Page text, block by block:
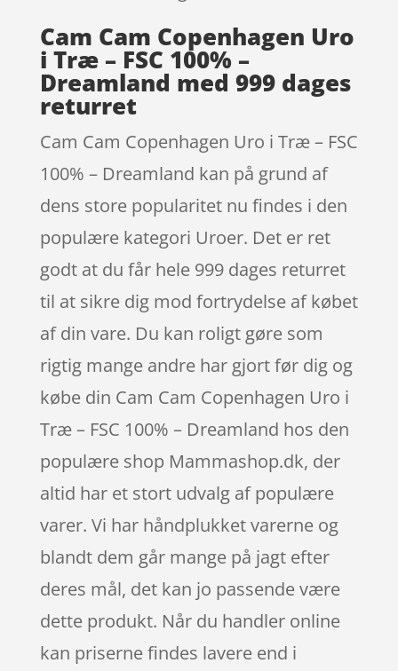
Cam Cam Copenhagen Uro
i Træ – FSC 100% –
Dreamland med 999 dages
returret
Cam Cam Copenhagen Uro i Træ – FSC
100% – Dreamland kan på grund af
dens store popularitet nu findes i den
populære kategori Uroer. Det er ret
godt at du får hele 999 dages returret
til at sikre dig mod fortrydelse af købet
af din vare. Du kan roligt gøre som
rigtig mange andre har gjort før dig og
købe din Cam Cam Copenhagen Uro i
Træ – FSC 100% – Dreamland hos den
populære shop Mammashop.dk, der
altid har et stort udvalg af populære
varer. Vi har håndplukket varerne og
blandt dem går mange på jagt efter
deres mål, det kan jo passende være
dette produkt. Når du handler online
kan priserne findes lavere end i